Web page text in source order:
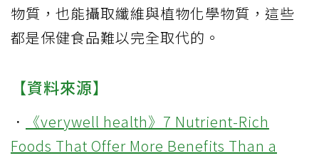
物質，也能攝取纖維與植物化學物質，這些
都是保健食品難以完全取代的。
【資料來源】
．
《verywell health》7 Nutrient-Rich
Foods That Offer More Benefits Than a